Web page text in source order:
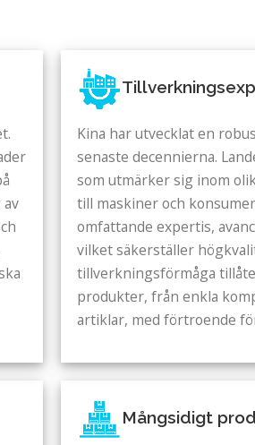
Kina har utvecklat en
senaste decennierna.
som utmärker sig inom
till maskiner och
omfattande expertis,
vilket säkerställer
tillverkningsförmåga
produkter, från enkla
artiklar, med förtroende
Mångsidigt